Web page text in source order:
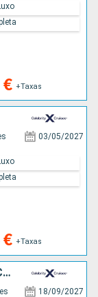
€ +Taxas
03/05/2027
€ +Taxas
ESTADOS UNIDOS, CARAIBAS - MEXICO, GUATEMALA, COSTA RICA, PANAMA, COLÔMBIA, ILHAS TURCAS E CAICOS
18/09/2027